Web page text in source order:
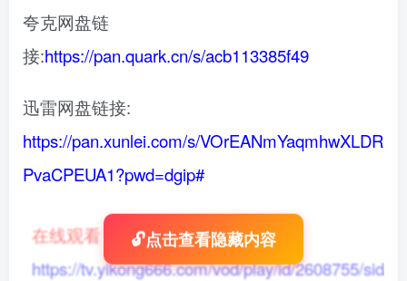
夸克网盘链
接:https://pan.quark.cn/s/acb113385f49
迅雷网盘链接:
https://pan.xunlei.com/s/VOrEANmYaqmhwXLDR
PvaCPEUA1?pwd=dgip#
在线观看
https://tv.yikong666.com/vod/play/id/2608755/sid/
🔓点击查看隐藏内容